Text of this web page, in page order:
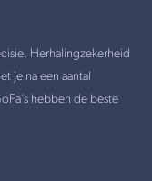
Herhalingzekerheid
je na een aantal
hebben de beste